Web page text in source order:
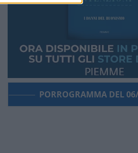
PORROGRAMMA DEL